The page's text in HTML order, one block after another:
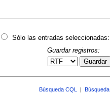
Sólo las entradas seleccionadas:
Guardar registros:
Guardar
Búsqueda CQL